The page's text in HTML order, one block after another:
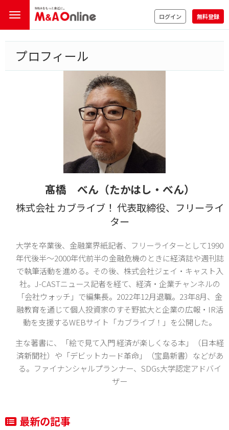
ログイン 無料登録
プロフィール
髙橋 べん（たかはし・べん）
株式会社 カブライブ！ 代表取締役、フリーライ
ター
大学を卒業後、金融業界紙記者、フリーライターとして1990
年代後半～2000年代前半の金融危機のときに経済誌や週刊誌
で執筆活動を進める。その後、株式会社ジェイ・キャスト入
社。J-CASTニュース記者を経て、経済・企業チャンネルの
「会社ウォッチ」で編集長。2022年12月退職。23年8月、金
融教育を通じて個人投資家のすそ野拡大と企業の広報・IR活
動を支援するWEBサイト「カブライブ！」を公開した。
主な著書に、「絵で見て入門 経済が楽しくなる本」（日本経
済新聞社）や「デビットカード革命」（宝島新書）などがあ
る。ファイナンシャルプランナー、SDGs大学認定アドバイ
ザー
最新の記事